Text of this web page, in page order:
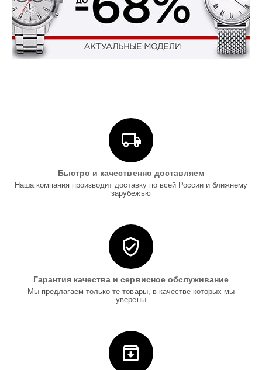
Быстро и качественно доставляем
Наша компания производит доставку по всей России и ближнему
зарубежью
Гарантия качества и сервисное обслуживание
Мы предлагаем только те товары, в качестве которых мы
уверены